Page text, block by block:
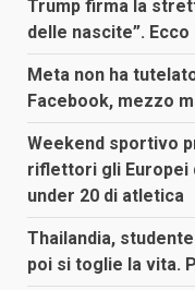
Trump firma la
delle nascite”. Ecco
Meta non ha
Facebook, mezzo
Weekend sportivo
riflettori gli Europei
under 20 di atletica
Thailandia,
poi si toglie la vita.